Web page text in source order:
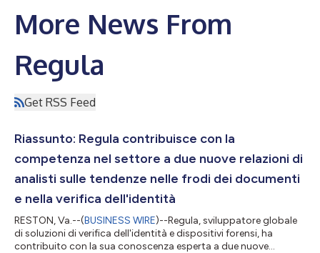
More News From
Regula
Get RSS Feed
Riassunto: Regula contribuisce con la
competenza nel settore a due nuove relazioni di
analisti sulle tendenze nelle frodi dei documenti
e nella verifica dell'identità
RESTON, Va.--(BUSINESS WIRE)--Regula, sviluppatore globale
di soluzioni di verifica dell'identità e dispositivi forensi, ha
contribuito con la sua conoscenza esperta a due nuove